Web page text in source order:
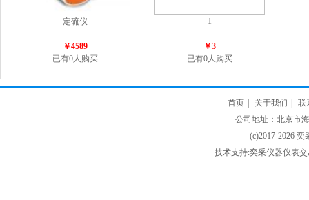
定硫仪
￥4589
已有0人购买
1
￥3
已有0人购买
首页 关于我们
联
公司地址：北京市
(c)2017-2026
技术支持:奕采仪器仪表